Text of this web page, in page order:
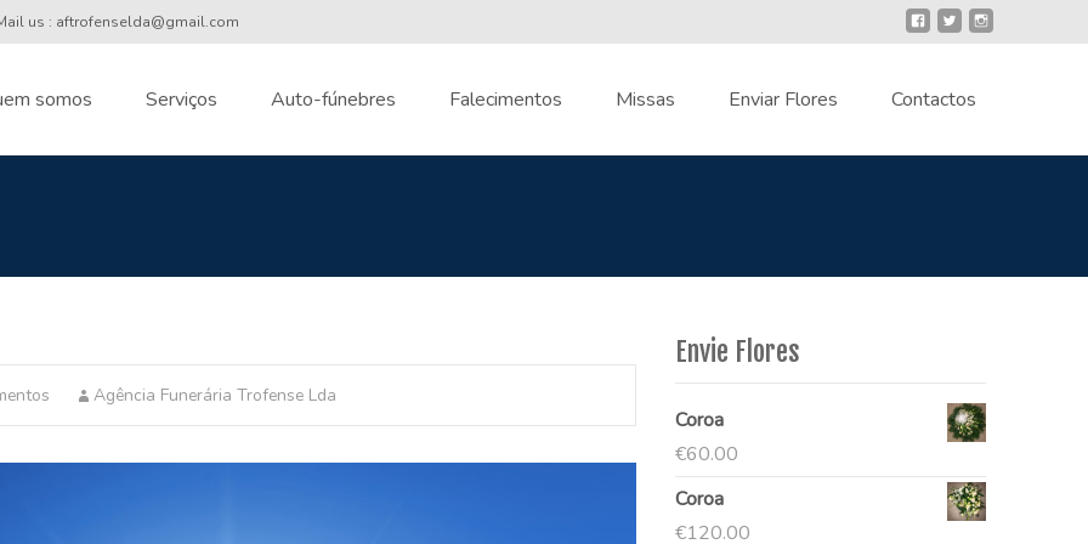
us : aftrofenselda@gmail.com
somos Serviços Auto-fúnebres Falecimentos Missas Enviar Flores Contactos
Agência Funerária Trofense Lda
Envie Flores
Coroa
€60.00
Coroa
€120.00